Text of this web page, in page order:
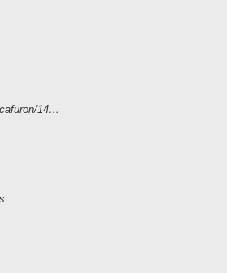
//facebook.com/pages/Le-cafuron/1415682768741632